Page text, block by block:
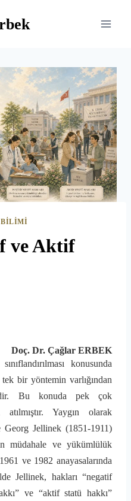
BILIMI
ve Aktif
Doç. Dr. Çağlar ERBEK
sınıflandırılması konusunda
tek bir yöntemin varlığından
Bu konuda pek çok
atılmıştır. Yaygın olarak
Georg Jellinek (1851-1911)
müdahale ve yükümlülük
ve 1982 anayasalarında
Jellinek, hakları “negatif
ve “aktif statü hakkı”